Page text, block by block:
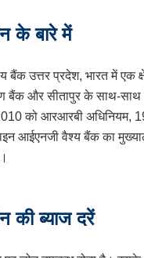
के बारे में
उत्तर प्रदेश, भारत में एक
बैंक और सीतापुर के साथ-साथ
को आरआरबी अधिनियम,
आईएनजी वैश्य बैंक का
की ब्याज दरें